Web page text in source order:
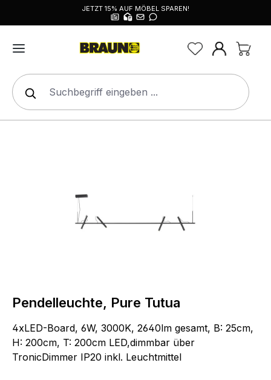
JETZT 15% AUF MÖBEL SPAREN!
Pendelleuchte, Pure Tutua
4xLED-Board, 6W, 3000K, 2640lm gesamt, B: 25cm,
H: 200cm, T: 200cm LED,dimmbar über
TronicDimmer IP20 inkl. Leuchtmittel